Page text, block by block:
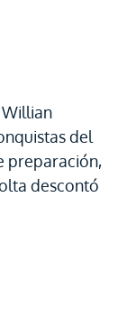
del
preparación,
descontó